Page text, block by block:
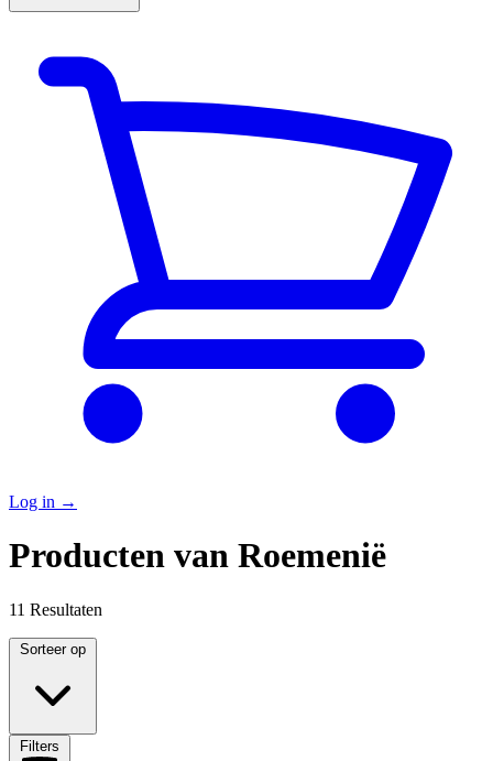
Log in →
Producten van Roemenië
11 Resultaten
Sorteer op
Filters